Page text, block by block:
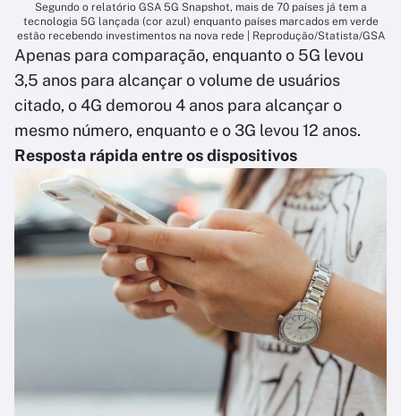
Segundo o relatório GSA 5G Snapshot, mais de 70 países já tem a
tecnologia 5G lançada (cor azul) enquanto países marcados em verde
estão recebendo investimentos na nova rede | Reprodução/Statista/GSA
Apenas para comparação, enquanto o 5G levou
3,5 anos para alcançar o volume de usuários
citado, o 4G demorou 4 anos para alcançar o
mesmo número, enquanto e o 3G levou 12 anos.
Resposta rápida entre os dispositivos